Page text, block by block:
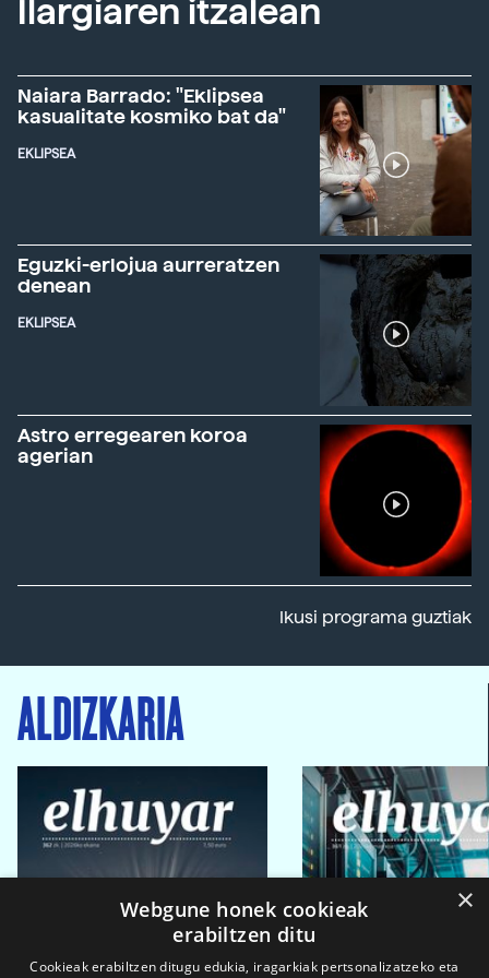
Ilargiaren itzalean
Naiara Barrado: "Eklipsea
kasualitate kosmiko bat da"
EKLIPSEA
Eguzki-erlojua aurreratzen
denean
EKLIPSEA
Astro erregearen koroa
agerian
Ikusi programa guztiak
ALDIZKARIA
×
Webgune honek cookieak
erabiltzen ditu
Cookieak erabiltzen ditugu edukia, iragarkiak pertsonalizatzeko eta